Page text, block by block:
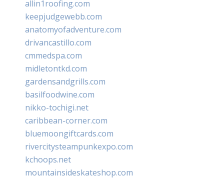
allin1roofing.com
keepjudgewebb.com
anatomyofadventure.com
drivancastillo.com
cmmedspa.com
midletontkd.com
gardensandgrills.com
basilfoodwine.com
nikko-tochigi.net
caribbean-corner.com
bluemoongiftcards.com
rivercitysteampunkexpo.com
kchoops.net
mountainsideskateshop.com